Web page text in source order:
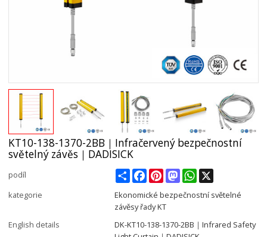
KT10-138-1370-2BB｜Infračervený bezpečnostní
světelný závěs｜DADISICK
podíl ShareFacebookPinterestMastodonWhatsApp
kategorie
Ekonomické bezpečnostní světelné
závěsy řady KT
English details
DK-KT10-138-1370-2BB｜Infrared Safety